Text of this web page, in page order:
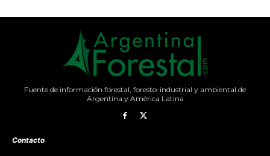
Fuente de información forestal, foresto-industrial y ambiental de
Argentina y América Latina
Contacto